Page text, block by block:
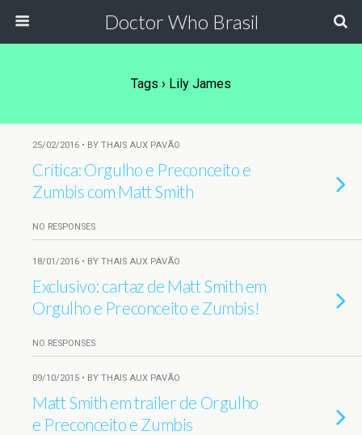
Doctor Who Brasil
Tags › Lily James
25/02/2016 • BY THAIS AUX PAVÃO
Crítica: Orgulho e Preconceito e
Zumbis com Matt Smith
NO RESPONSES
18/01/2016 • BY THAIS AUX PAVÃO
Exclusivo: cartaz de Matt Smith em
Orgulho e Preconceito e Zumbis!
NO RESPONSES
09/10/2015 • BY THAIS AUX PAVÃO
Matt Smith em trailer de Orgulho
e Preconceito e Zumbis